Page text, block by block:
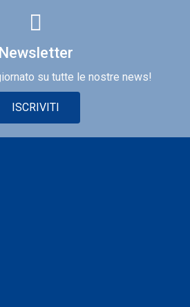
Newsletter
su tutte le nostre news!
ISCRIVITI